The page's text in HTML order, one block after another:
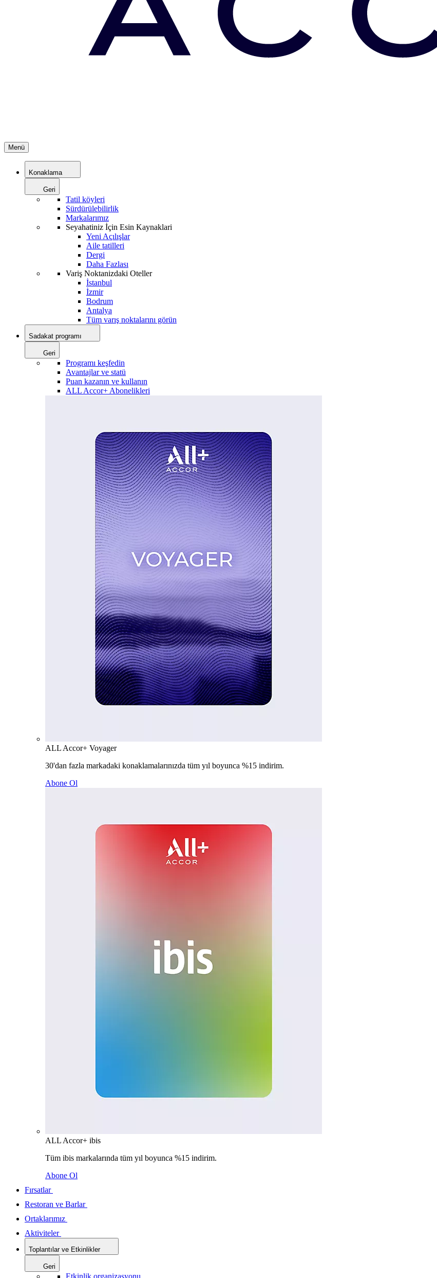
Menü
Konaklama
Geri
Tatil köyleri
Sürdürülebilirlik
Markalarımız
Seyahatiniz İçin Esin Kaynaklari
Yeni Açılışlar
Aile tatilleri
Dergi
Daha Fazlası
Variş Noktanizdaki Oteller
İstanbul
İzmir
Bodrum
Antalya
Tüm varış noktalarını görün
Sadakat programı
Geri
Programı keşfedin
Avantajlar ve statü
Puan kazanın ve kullanın
ALL Accor+ Abonelikleri
ALL Accor+ Voyager
30'dan fazla markadaki konaklamalarınızda tüm yıl boyunca %15 indirim.
Abone Ol
ALL Accor+ ibis
Tüm ibis markalarında tüm yıl boyunca %15 indirim.
Abone Ol
Fırsatlar
Restoran ve Barlar
Ortaklarımız
Aktiviteler
Toplantılar ve Etkinlikler
Geri
Etkinlik organizasyonu